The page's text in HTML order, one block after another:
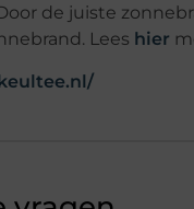
de juiste
Lees hier